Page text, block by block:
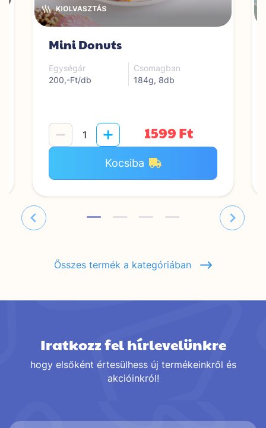
Mini Donuts
Egységár
200,-Ft/db
Csomagban
184g, 8db
1599 Ft
Kocsiba
Összes termék a kategóriában
Iratkozz fel hírlevelünkre
hogy elsőként értesülhess új termékeinkről és
akcióinkról!